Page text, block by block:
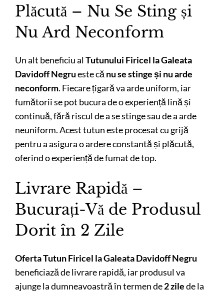
Plăcută – Nu Se Sting și
Nu Ard Neconform
Un alt beneficiu alTutunului Firicel la Galeata
Davidoff Negrueste cănu se stinge și nu arde
neconform. Fiecare țigară va arde uniform, iar
fumătorii se pot bucura de o experiență lină și
continuă, fără riscul de a se stinge sau de a arde
neuniform. Acest tutun este procesat cu grijă
pentru a asigura o ardere constantă și plăcută,
oferind o experiență de fumat de top.
Livrare Rapidă –
Bucurați-Vă de Produsul
Dorit în 2 Zile
Oferta Tutun Firicel la Galeata Davidoff Negru
beneficiază de livrare rapidă, iar produsul va
ajunge la dumneavoastră în termen de2 zilede la